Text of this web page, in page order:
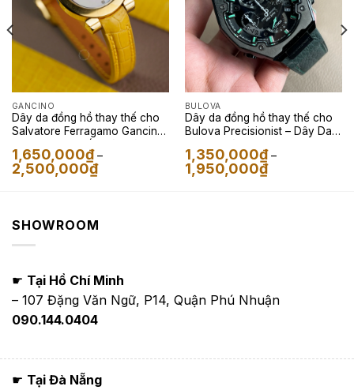
GANCINO
Dây da đồng hồ thay thế cho
Salvatore Ferragamo Gancino
1,650,000₫ –
2,500,000₫Khoảng
giá:
BULOVA
Dây da đồng hồ thay thế cho
Bulova Precisionist – Dây Da
1,350,000₫ –
1,950,000₫Khoảng
giá:
SHOWROOM
☛ Tại Hồ Chí Minh
– 107 Đặng Văn Ngữ, P14, Quận Phú Nhuận
090.144.0404
☛ Tại Đà Nẵng